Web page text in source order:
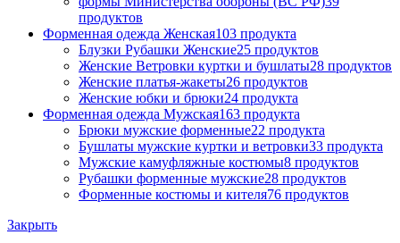
продуктов
Форменная одежда Женская103 продукта
Блузки Рубашки Женские25 продуктов
Женские Ветровки куртки и бушлаты28 продуктов
Женские платья-жакеты26 продуктов
Женские юбки и брюки24 продукта
Форменная одежда Мужская163 продукта
Брюки мужские форменные22 продукта
Бушлаты мужские куртки и ветровки33 продукта
Мужские камуфляжные костюмы8 продуктов
Рубашки форменные мужские28 продуктов
Форменные костюмы и кителя76 продуктов
Закрыть